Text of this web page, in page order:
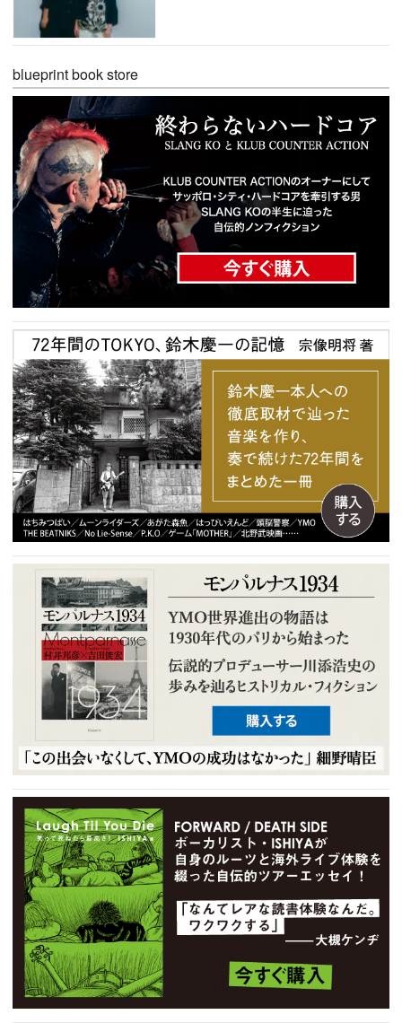
blueprint book store